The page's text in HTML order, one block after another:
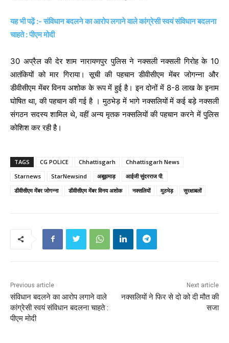
यह भी पढ़ें :- संविधान बदलने का आरोप लगाने वाले कांग्रेसी स्वयं संविधान बदलना
चाहते : पीएम मोदी
30 अप्रैल की देर शाम नारायणपुर पुलिस ने नक्सली नक्सली गिरोह के 10
आतंकियों को मार गिराया। सूची की पहचान डीवीसीएम मेंबर जोगन्ना और
डीवीसीएम मेंबर विनय अशोक के रूप में हुई है। इन दोनों में 8-8 लाख के इनाम
घोषित था, की पहचान की गई है । मुठभेड़ में भागे नक्सलियों में कई बड़े नक्सली
संगठन सदस्य शामिल थे, वहीं अन्य मृतक नक्सलियों की पहचान करने में पुलिस
कोशिश कर रही है।
TAGS CG POLICE Chhattisgarh
Chhattisgarh News
Starnews
StarNewsind अबूझमाड़
आईजी सुंदरराज पी.
डीवीसीएम मेंबर जोगन्ना
डीवीसीएम मेंबर विनय अशोक नक्सलियों मुठभेड़ सुरक्षाबलों
Previous article
संविधान बदलने का आरोप लगाने वाले
कांग्रेसी स्वयं संविधान बदलना चाहते :
पीएम मोदी
Next article
नक्सलियों ने फिर से दो को दी मौत की
सजा